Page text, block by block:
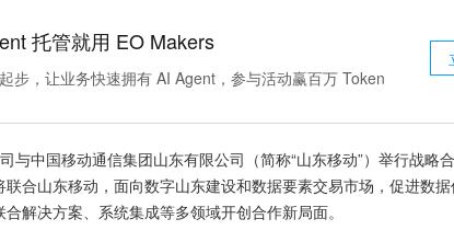
托管就用 EO Makers
步，让业务快速拥有 AI Agent，参与活动赢百万 Token
与中国移动通信集团山东有限公司（简称“山东移动”）举行战略
合山东移动，面向数字山东建设和数据要素交易市场，促进数
解决方案、系统集成等多领域开创合作新局面。